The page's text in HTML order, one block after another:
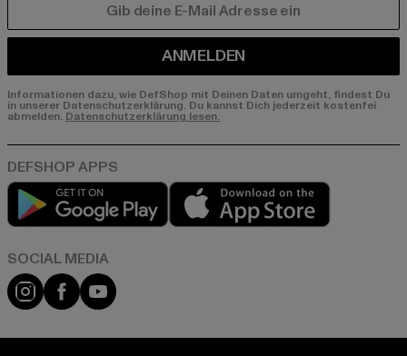
ANMELDEN
Informationen dazu, wie DefShop mit Deinen Daten umgeht, findest Du
in unserer Datenschutzerklärung. Du kannst Dich jederzeit kostenfei
abmelden. Datenschutzerklärung lesen.
Play market
Instagram
FacebookYouTube